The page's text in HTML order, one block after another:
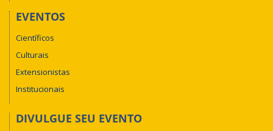
EVENTOS
Científicos
Culturais
Extensionistas
Institucionais
DIVULGUE SEU EVENTO